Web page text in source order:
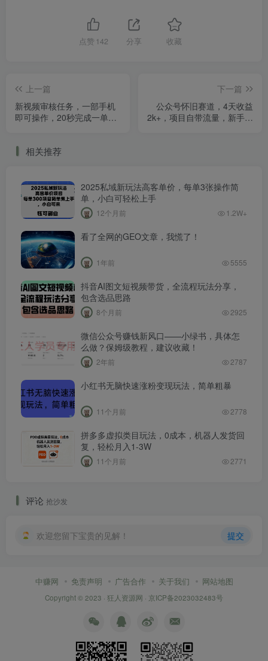
点赞 142 分享 收藏
上一篇
新视频审核任务，一部手机
即可操作，20秒完成一单，
下一篇
公众号怀旧赛道，4天收益
2k+，项目自带流量，新手起
相关推荐
2025私域新玩法高客单价，每单3张操作简
单，小白可轻松上手
12个月前 1.2W+
看了全网的GEO文章，我慌了！
1年前 5555
抖音AI图文短视频带货，全流程玩法分享，
包含选品思路
8个月前 2925
微信公众号赚钱新风口——小绿书，具体怎
么做？保姆级教程，建议收藏！
2年前 2787
小红书无脑快速涨粉变现玩法，简单粗暴
11个月前 2778
拼多多虚拟类目玩法，0成本，机器人发货回
复，轻松月入1-3W
11个月前 2771
评论 抢沙发
欢迎您留下宝贵的见解！ 提交
中赚网 免责声明 广告合作 关于我们 网站地图
Copyright © 2023 · 狂人资源网 · 京ICP备2023032483号